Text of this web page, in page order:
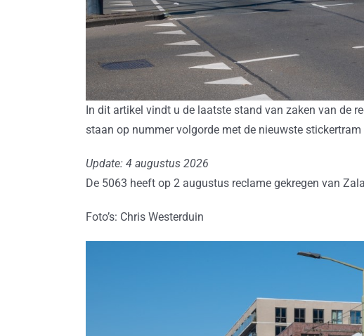
In dit artikel vindt u de laatste stand van zaken van de
staan op nummer volgorde met de nieuwste
Update: 4 augustus 2026
De 5063 heeft op 2 augustus reclame gekregen van
Foto’s: Chris Westerduin